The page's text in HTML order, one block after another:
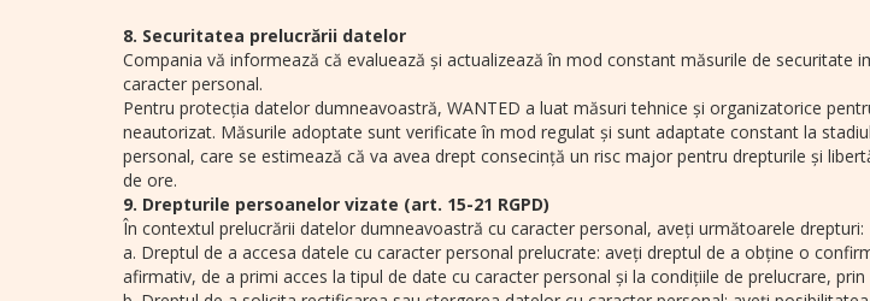
8. Securitatea prelucrării datelor
Compania vă informează că evaluează și actualizează în mod constant măsurile de securitate
caracter personal.
Pentru protecția datelor dumneavoastră, WANTED a luat măsuri tehnice și organizatorice
neautorizat. Măsurile adoptate sunt verificate în mod regulat și sunt adaptate constant la
personal, care se estimează că va avea drept consecință un risc major pentru drepturile și
de ore.
9. Drepturile persoanelor vizate (art. 15-21 RGPD)
În contextul prelucrării datelor dumneavoastră cu caracter personal, aveți următoarele drepturi:
a. Dreptul de a accesa datele cu caracter personal prelucrate: aveți dreptul de a obține o
afirmativ, de a primi acces la tipul de date cu caracter personal și la condițiile de prelucrare,